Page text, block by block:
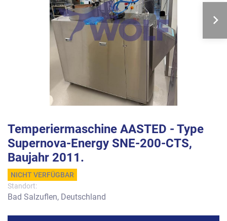
Temperiermaschine AASTED - Type
Supernova-Energy SNE-200-CTS,
Baujahr 2011.
NICHT VERFÜGBAR
Standort:
Bad Salzuflen, Deutschland